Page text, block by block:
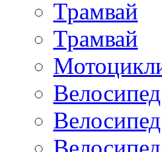
Трамвай
Трамвай
Велосипед